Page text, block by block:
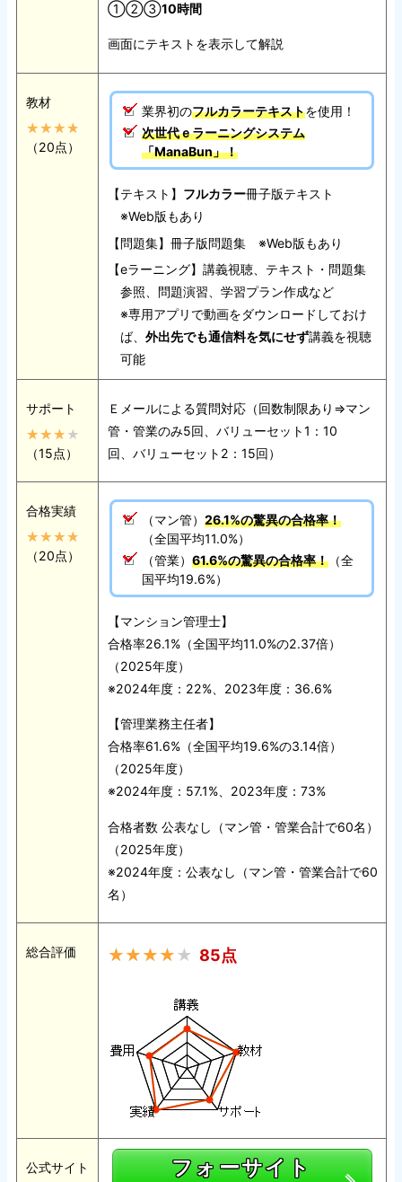
①②③10時間
画面にテキストを表示して解説
教材
（20点）
業界初のフルカラーテキストを使用！
次世代ｅラーニングシステム
「ManaBun」！
【テキスト】 フルカラー冊子版テキスト
※Web版もあり
【問題集】冊子版問題集 ※Web版もあり
【eラーニング】講義視聴、テキスト・問題集
参照、問題演習、学習プラン作成など
※専用アプリで動画をダウンロードしておけ
ば、 外出先でも通信料を気にせず講義を視聴
可能
サポート
（15点）
Ｅメールによる質問対応（回数制限あり⇒マン
管・管業のみ5回、バリューセット1：10
回、バリューセット2：15回）
合格実績
（20点）
（マン管）26.1%の驚異の合格率！
（全国平均11.0%）
（管業）61.6%の驚異の合格率！ （全
国平均19.6%）
【マンション管理士】
合格率26.1%（全国平均11.0%の2.37倍）
（2025年度）
※2024年度：22%、2023年度：36.6%
【管理業務主任者】
合格率61.6%（全国平均19.6%の3.14倍）
（2025年度）
※2024年度：57.1%、2023年度：73%
合格者数 公表なし（マン管・管業合計で60名）
（2025年度）
※2024年度：公表なし（マン管・管業合計で60
名）
総合評価 85点
公式サイト
フォーサイト